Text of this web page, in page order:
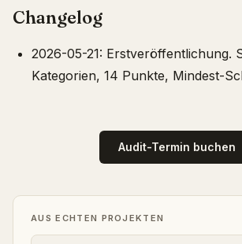
Changelog
2026-05-21: Erstveröffentlichung.
Kategorien, 14 Punkte, Mindest-
Audit-Termin buchen
AUS ECHTEN PROJEKTEN